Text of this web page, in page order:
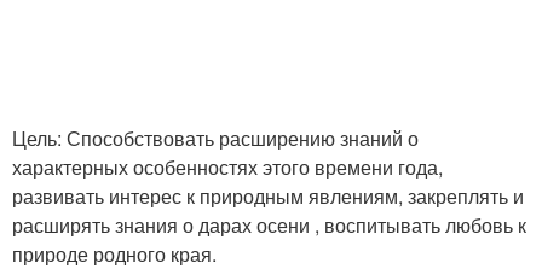
Цель: Способствовать расширению знаний о
характерных особенностях этого времени года,
развивать интерес к природным явлениям, закреплять и
расширять знания о дарах осени , воспитывать любовь к
природе родного края.